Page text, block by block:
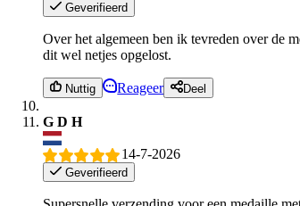
Geverifieerd
Over het algemeen ben ik tevreden over de
dit wel netjes opgelost.
Nuttig Reageer Deel
G D H
14-7-2026
Geverifieerd